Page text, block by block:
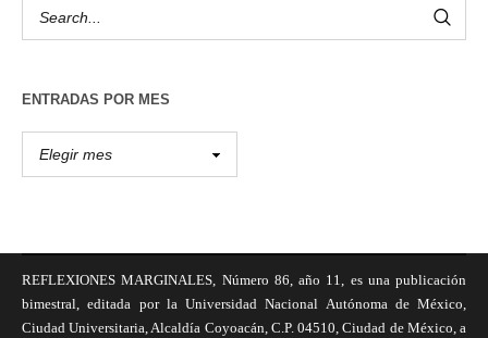
ENTRADAS POR MES
REFLEXIONES MARGINALES, Número 86, año 11, es una publicación
bimestral, editada por la Universidad Nacional Autónoma de México,
Ciudad Universitaria, Alcaldía Coyoacán, C.P. 04510, Ciudad de México, a